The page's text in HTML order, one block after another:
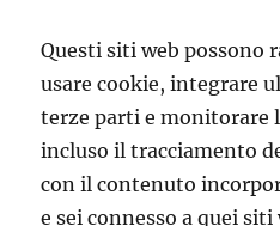
Questi siti web possono
usare cookie, integrare
terze parti e monitorare
incluso il tracciamento
con il contenuto
e sei connesso a quei siti